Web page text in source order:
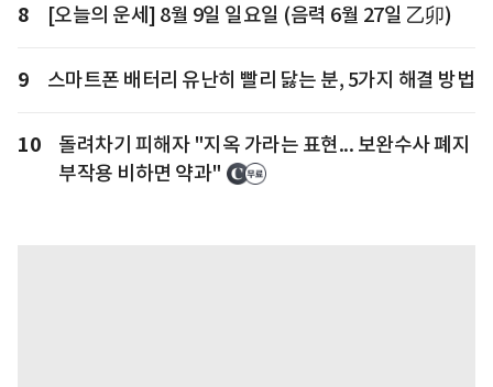
8 [오늘의 운세] 8월 9일 일요일 (음력 6월 27일 乙卯)
9 스마트폰 배터리 유난히 빨리 닳는 분, 5가지 해결 방법
10
돌려차기 피해자 "지옥 가라는 표현... 보완수사 폐지
부작용 비하면 약과"